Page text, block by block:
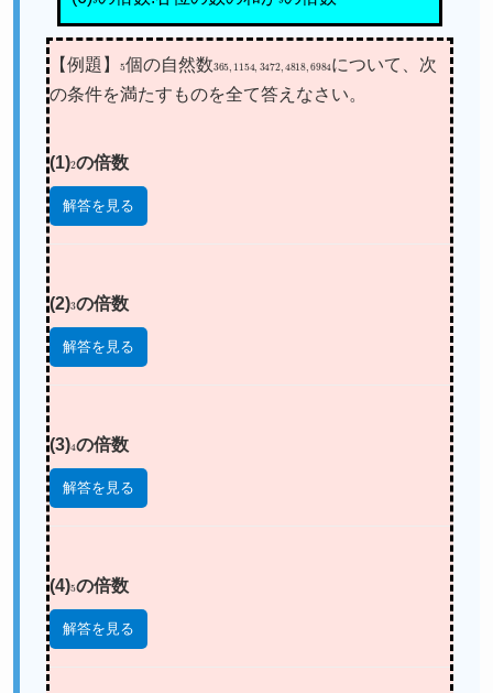
【例題】 5個の自然数365 ,1154, 3472 ,4818,6984
について、次
の条件を満たすものを全て答えなさい。
(1)2の倍数
解答を見る
(2)3の倍数
解答を見る
(3) の倍数
解答を見る
(4)5の倍数
解答を見る